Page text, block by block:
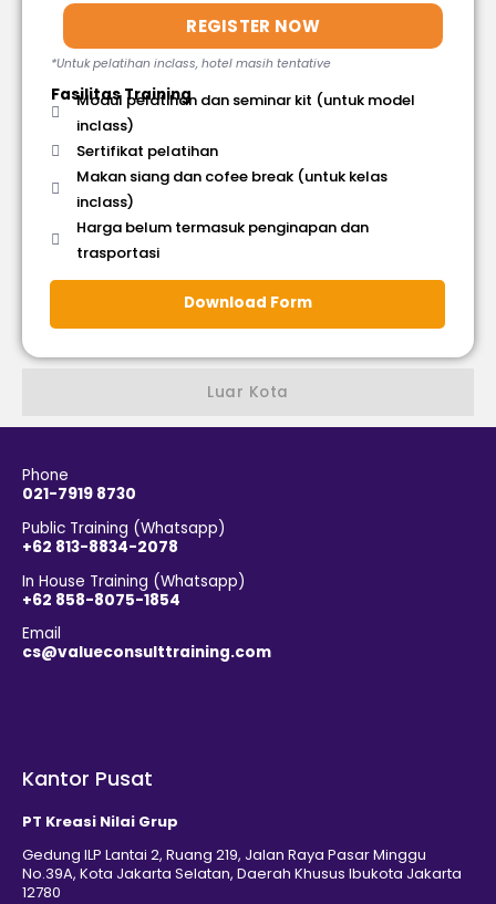
Luar Kota
REGISTER NOW
*Untuk pelatihan inclass, hotel masih tentative
Fasilitas Training
Modul pelatihan dan seminar kit (untuk model
inclass)
Sertifikat pelatihan
Makan siang dan cofee break (untuk kelas
inclass)
Harga belum termasuk penginapan dan
trasportasi
Download Form
Phone
021-7919 8730
Public Training (Whatsapp)
+62 813-8834-2078
In House Training (Whatsapp)
+62 858-8075-1854
Email
cs@valueconsulttraining.com
Kantor Pusat
PT Kreasi Nilai Grup
Gedung ILP Lantai 2, Ruang 219, Jalan Raya Pasar Minggu
No.39A, Kota Jakarta Selatan, Daerah Khusus Ibukota Jakarta
12780